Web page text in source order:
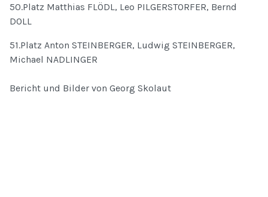
50.Platz Matthias FLÖDL, Leo PILGERSTORFER, Bernd
DOLL
51.Platz Anton STEINBERGER, Ludwig STEINBERGER,
Michael NADLINGER
Bericht und Bilder von Georg Skolaut